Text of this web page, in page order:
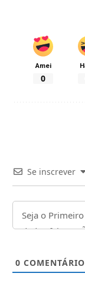
Amei
0
Se inscrever
0